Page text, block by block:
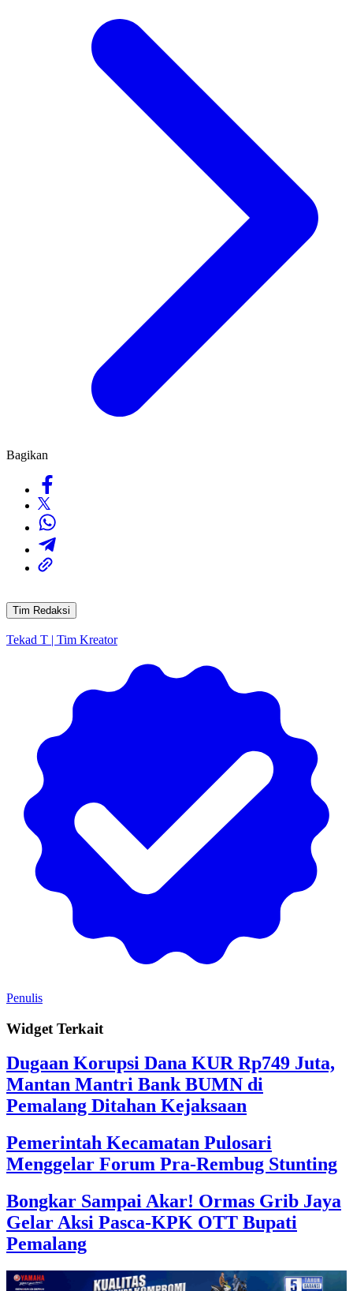
Bagikan
Tim Redaksi
Tekad T | Tim Kreator
Penulis
Widget Terkait
Dugaan Korupsi Dana KUR Rp749 Juta,
Mantan Mantri Bank BUMN di
Pemalang Ditahan Kejaksaan
Pemerintah Kecamatan Pulosari
Menggelar Forum Pra-Rembug Stunting
Bongkar Sampai Akar! Ormas Grib Jaya
Gelar Aksi Pasca-KPK OTT Bupati
Pemalang